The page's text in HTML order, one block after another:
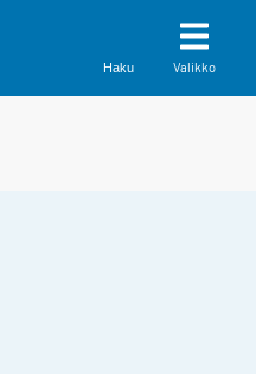
Haku Valikko